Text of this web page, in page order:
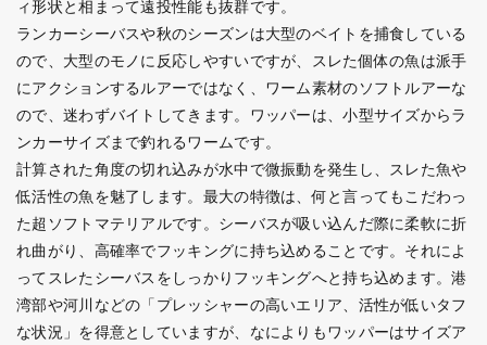
ィ形状と相まって遠投性能も抜群です。
ランカーシーバスや秋のシーズンは大型のベイトを捕食している
ので、大型のモノに反応しやすいですが、スレた個体の魚は派手
にアクションするルアーではなく、ワーム素材のソフトルアーな
ので、迷わずバイトしてきます。ワッパーは、小型サイズからラ
ンカーサイズまで釣れるワームです。
計算された角度の切れ込みが水中で微振動を発生し、スレた魚や
低活性の魚を魅了します。最大の特徴は、何と言ってもこだわっ
た超ソフトマテリアルです。シーバスが吸い込んだ際に柔軟に折
れ曲がり、高確率でフッキングに持ち込めることです。それによ
ってスレたシーバスをしっかりフッキングへと持ち込めます。港
湾部や河川などの「プレッシャーの高いエリア、活性が低いタフ
な状況」を得意としていますが、なによりもワッパーはサイズア